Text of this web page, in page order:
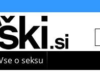
o seksu